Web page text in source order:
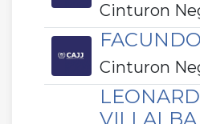
Cinturon
Cinturon
VILLALBA